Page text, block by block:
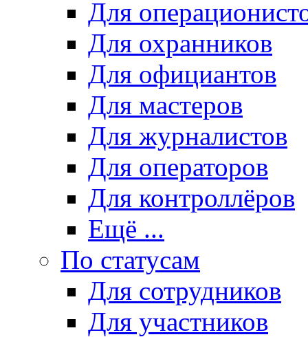
Для
Для охранников
Для официантов
Для мастеров
Для журналистов
Для операторов
Для контроллёров
Ещё ...
По статусам
Для сотрудников
Для участников